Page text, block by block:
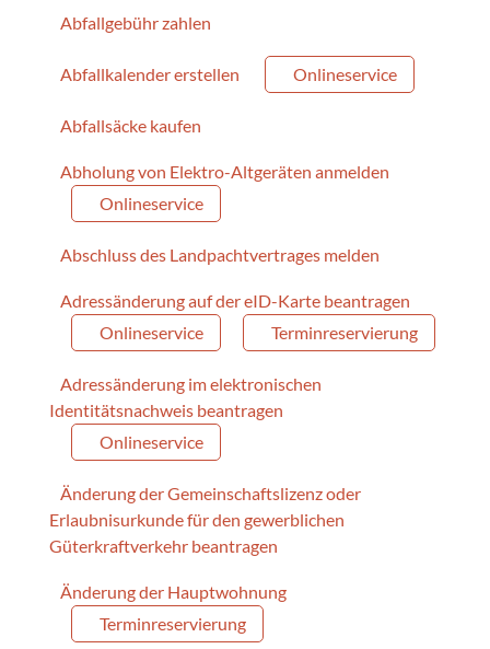
Abfallgebühr zahlen
Abfallkalender erstellen Onlineservice
Abfallsäcke kaufen
Abholung von Elektro-Altgeräten anmelden
Onlineservice
Abschluss des Landpachtvertrages melden
Adressänderung auf der eID-Karte beantragen
Onlineservice
Terminreservierung
Adressänderung im elektronischen
Identitätsnachweis beantragen
Onlineservice
Änderung der Gemeinschaftslizenz oder
Erlaubnisurkunde für den gewerblichen
Güterkraftverkehr beantragen
Änderung der Hauptwohnung
Terminreservierung